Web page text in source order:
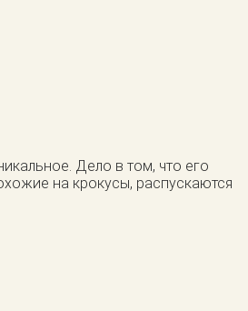
Дело в том, что его
на крокусы, распускаются